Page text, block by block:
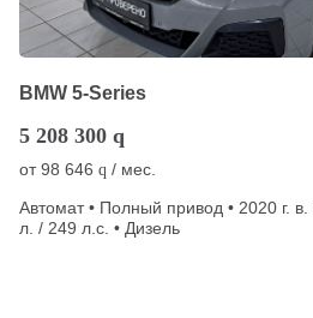
BMW 5-Series
5 208 300 q
от98 646 q / мес.
Автомат • Полный привод • 2020 г.
л. / 249 л.с. • Дизель